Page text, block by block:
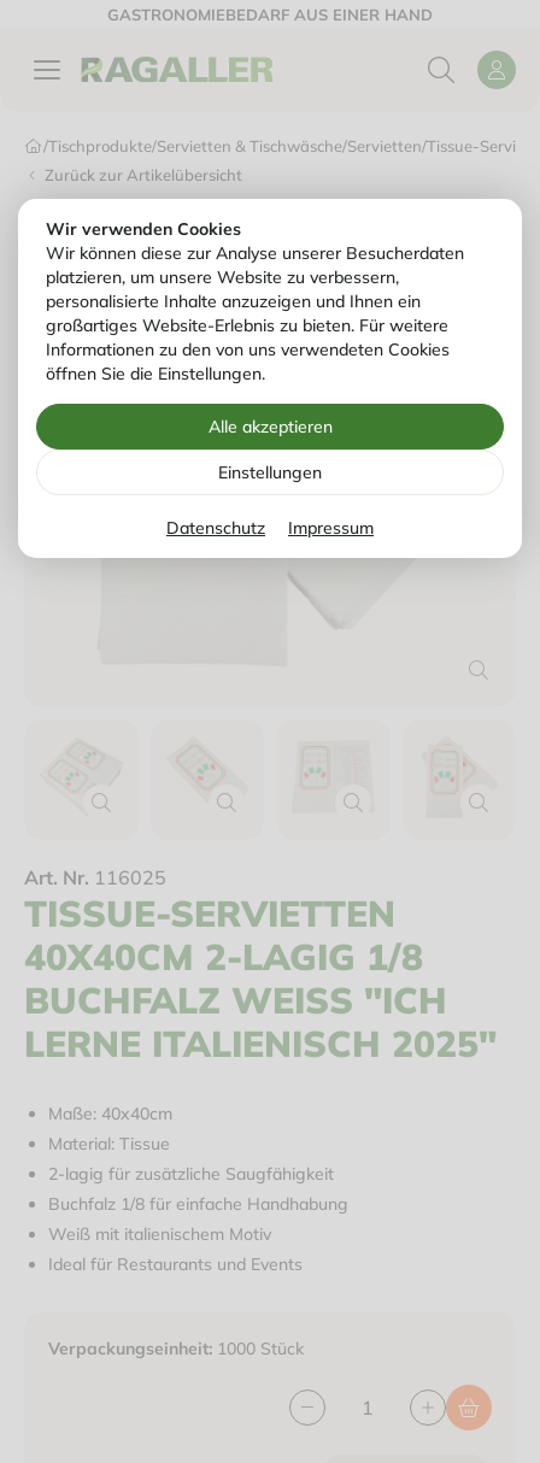
Wir verwenden Cookies
Wir können diese zur Analyse unserer Besucherdaten
platzieren, um unsere Website zu verbessern,
personalisierte Inhalte anzuzeigen und Ihnen ein
großartiges Website-Erlebnis zu bieten. Für weitere
Informationen zu den von uns verwendeten Cookies
öffnen Sie die Einstellungen.
Alle akzeptieren
Einstellungen
Datenschutz Impressum
GASTRONOMIEBEDARF AUS EINER HAND
/Tischprodukte/Servietten & Tischwäsche/Servietten/Tissue-
Zurück zur Artikelübersicht
Art. Nr. 116025
TISSUE-SERVIETTEN
40X40CM 2-LAGIG 1/8
BUCHFALZ WEISS "ICH L
ERNE ITALIENISCH 2025"
Maße: 40x40cm
Material: Tissue
2-lagig für zusätzliche Saugfähigkeit
Buchfalz 1/8 für einfache Handhabung
Weiß mit italienischem Motiv
Ideal für Restaurants und Events
Verpackungseinheit: 1000 Stück